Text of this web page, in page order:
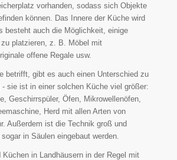
vorhanden, sodass sich Objekte
können. Das Innere der Küche wird
besteht auch die Möglichkeit, einige
platzieren, z. B. Möbel mit
offene Regale usw.
betrifft, gibt es auch einen Unterschied zu
- sie ist in einer solchen Küche viel größer:
Geschirrspüler, Öfen, Mikrowellenöfen,
Herd mit allen Arten von
Außerdem ist die Technik groß und
in Säulen eingebaut werden.
Küchen in Landhäusern in der Regel mit